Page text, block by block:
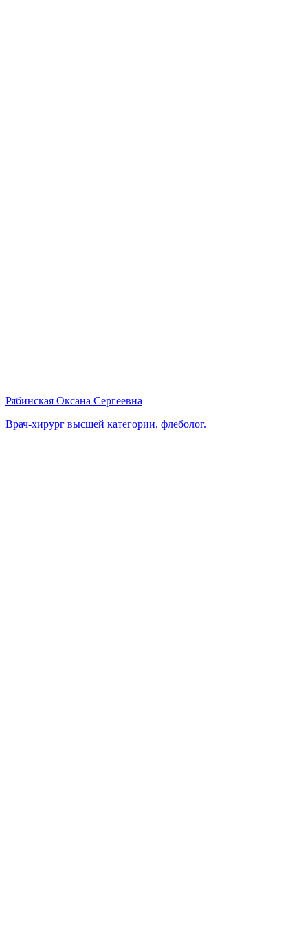
Рябинская Оксана Сергеевна
Врач-хирург высшей категории, флеболог.